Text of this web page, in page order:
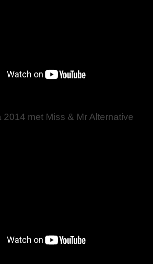
2014 met Miss & Mr Alternative